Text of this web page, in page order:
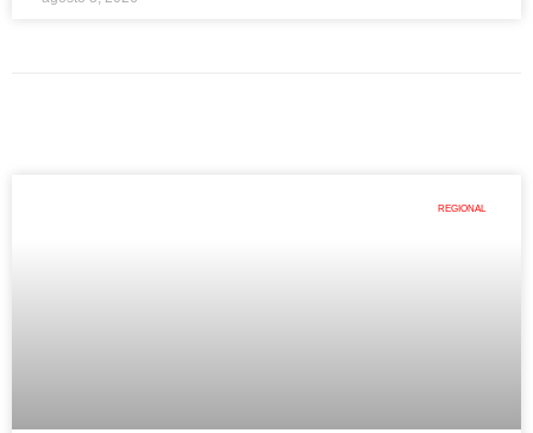
REGIONAL